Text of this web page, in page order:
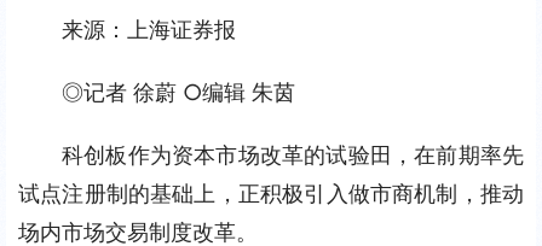
来源：上海证券报
◎记者 徐蔚 ○编辑 朱茵
科创板作为资本市场改革的试验田，在前期率先
试点注册制的基础上，正积极引入做市商机制，推动
场内市场交易制度改革。